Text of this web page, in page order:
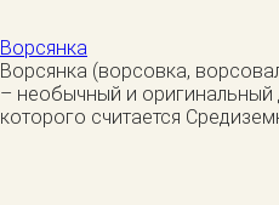
Ворсянка
Ворсянка (ворсовка,
– необычный и оригинальный
которого считается